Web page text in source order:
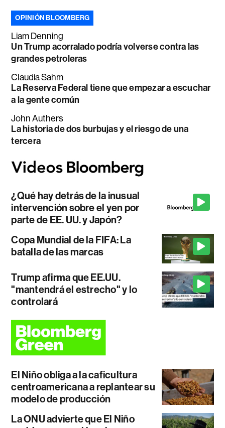
OPINIÓN BLOOMBERG
Liam Denning
Un Trump acorralado podría volverse contra las
grandes petroleras
Claudia Sahm
La Reserva Federal tiene que empezar a escuchar
a la gente común
John Authers
La historia de dos burbujas y el riesgo de una
tercera
¿Qué hay detrás de la inusual
intervención sobre el yen por
parte de EE. UU. y Japón?
Copa Mundial de la FIFA: La
batalla de las marcas
Trump afirma que EE.UU.
"mantendrá el estrecho" y lo
controlará
El Niño obliga a la caficultura
centroamericana a replantear su
modelo de producción
La ONU advierte que El Niño